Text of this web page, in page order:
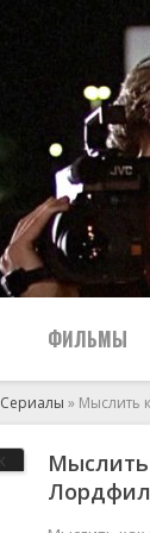
ФИЛЬМЫ
2024
Сериалы » Мыслить
Мыслить